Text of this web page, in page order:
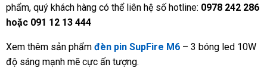
phẩm, quý khách hàng có thể liên hệ số hotline: 0978 242 286
hoặc 091 12 13 444
Xem thêm sản phẩm đèn pin SupFire M6 – 3 bóng led 10W
độ sáng mạnh mẽ cực ấn tượng.